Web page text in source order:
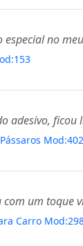
no
adesivo, ficou
com um toque
Carro